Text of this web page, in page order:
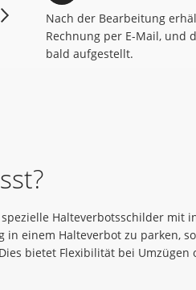
Nach der Bearbeitung
Rechnung per E-Mail, und
bald aufgestellt.
Halteverbotsschilder mit
in einem Halteverbot zu parken,
bietet Flexibilität bei Umzügen